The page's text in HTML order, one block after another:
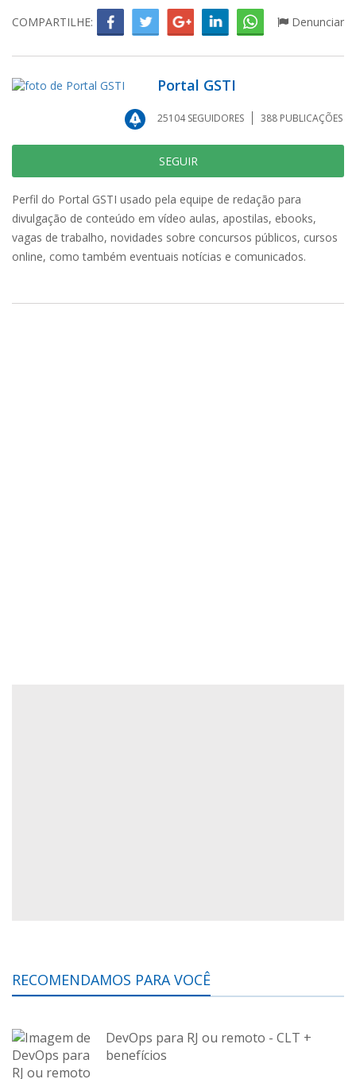
COMPARTILHE: Denunciar
Portal GSTI
25104SEGUIDORES 388 PUBLICAÇÕES
SEGUIR
Perfil do Portal GSTI usado pela equipe de redação para
divulgação de conteúdo em vídeo aulas, apostilas, ebooks,
vagas de trabalho, novidades sobre concursos públicos, cursos
online, como também eventuais notícias e comunicados.
RECOMENDAMOS PARA VOCÊ
DevOps para RJ ou remoto - CLT +
benefícios